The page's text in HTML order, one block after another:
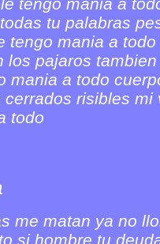
tu palabras
tengo mania a
los pajaros
mania a todo
cerrados risibles mi
todo
me matan ya no
si hombre tu